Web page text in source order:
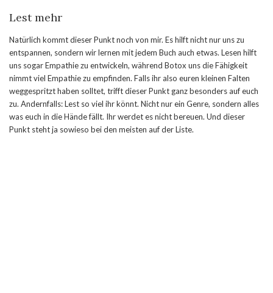
Lest mehr
Natürlich kommt dieser Punkt noch von mir. Es hilft nicht nur uns zu
entspannen, sondern wir lernen mit jedem Buch auch etwas. Lesen hilft
uns sogar Empathie zu entwickeln, während Botox uns die Fähigkeit
nimmt viel Empathie zu empfinden. Falls ihr also euren kleinen Falten
weggespritzt haben solltet, trifft dieser Punkt ganz besonders auf euch
zu. Andernfalls: Lest so viel ihr könnt. Nicht nur ein Genre, sondern alles
was euch in die Hände fällt. Ihr werdet es nicht bereuen. Und dieser
Punkt steht ja sowieso bei den meisten auf der Liste.